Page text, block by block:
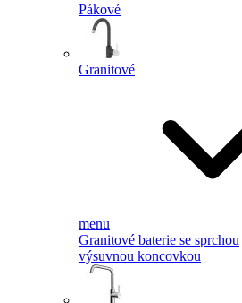
Pákové
Granitové
menu
Granitové baterie se sprchou
výsuvnou koncovkou